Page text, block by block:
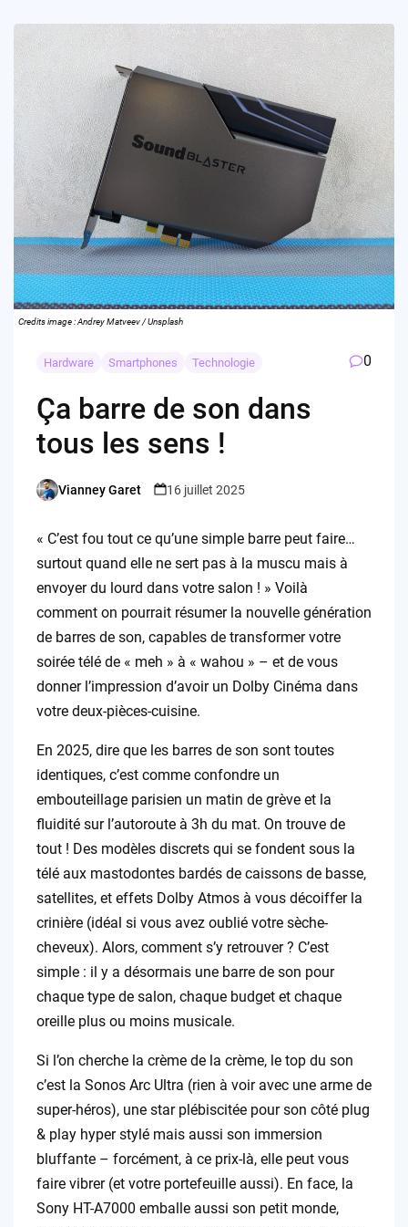
Credits image : Andrey Matveev / Unsplash
Hardware Smartphones Technologie 0
Ça barre de son dans
tous les sens !
Posted
Vianney Garet 16 juillet 2025
« C’est fou tout ce qu’une simple barre peut faire…
surtout quand elle ne sert pas à la muscu mais à
envoyer du lourd dans votre salon ! » Voilà
comment on pourrait résumer la nouvelle génération
de barres de son, capables de transformer votre
soirée télé de « meh » à « wahou » – et de vous
donner l’impression d’avoir un Dolby Cinéma dans
votre deux-pièces-cuisine.
En 2025, dire que les barres de son sont toutes
identiques, c’est comme confondre un
embouteillage parisien un matin de grève et la
fluidité sur l’autoroute à 3h du mat. On trouve de
tout ! Des modèles discrets qui se fondent sous la
télé aux mastodontes bardés de caissons de basse,
satellites, et effets Dolby Atmos à vous décoiffer la
crinière (idéal si vous avez oublié votre sèche-
cheveux). Alors, comment s’y retrouver ? C’est
simple : il y a désormais une barre de son pour
chaque type de salon, chaque budget et chaque
oreille plus ou moins musicale.
Si l’on cherche la crème de la crème, le top du son
c’est la Sonos Arc Ultra (rien à voir avec une arme de
super-héros), une star plébiscitée pour son côté plug
& play hyper stylé mais aussi son immersion
bluffante – forcément, à ce prix-là, elle peut vous
faire vibrer (et votre portefeuille aussi). En face, la
Sony HT-A7000 emballe aussi son petit monde,